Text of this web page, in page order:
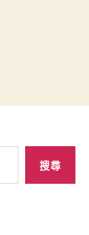
搜尋